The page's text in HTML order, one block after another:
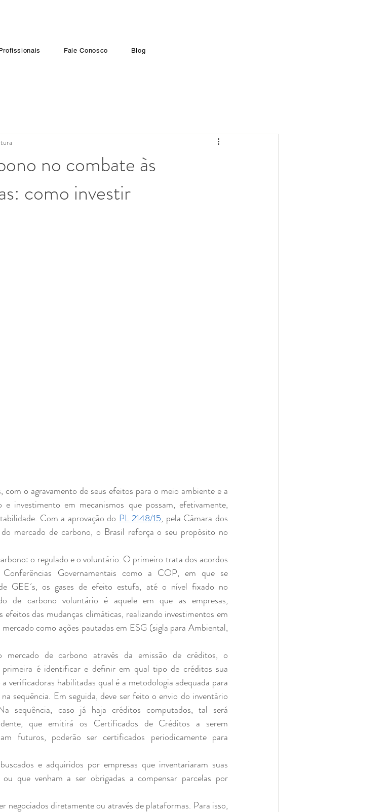
Fale Conosco Blog
no combate às
como investir
e investimento em mecanismos que possam, efetivamente,
Com a aprovação do PL 2148/15, pela Câmara dos
mercado de carbono, o Brasil reforça o seu propósito no
Governamentais como a COP, em que se
GEE´s, os gases de efeito estufa, até o nível fixado no
de carbono voluntário é aquele em que as empresas,
das mudanças climáticas, realizando investimentos em
como ações pautadas em ESG (sigla para Ambiental,
é identificar e definir em qual tipo de créditos sua
verificadoras habilitadas qual é a metodologia adequada para
sequência. Em seguida, deve ser feito o envio do inventário
sequência, caso já haja créditos computados, tal será
que emitirá os Certificados de Créditos a serem
futuros, poderão ser certificados periodicamente para
que venham a ser obrigadas a compensar parcelas por